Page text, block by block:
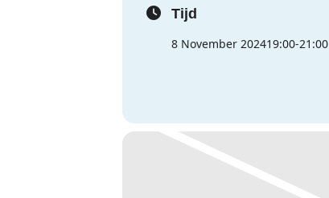
Tijd
8 November 202419:00-21:00